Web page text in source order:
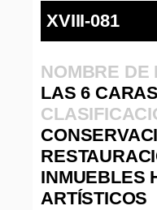
XVIII-081
NOMBRE DE
LAS 6 CARAS
INMUEBLES
ARTÍSTICOS